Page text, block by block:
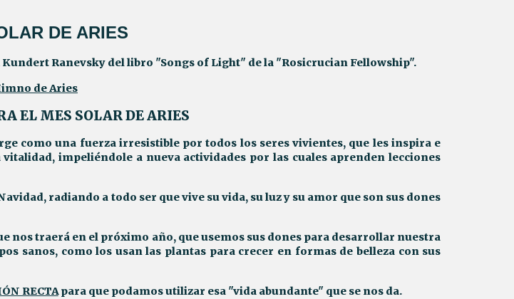
DE ARIES
Ranevsky del libro "Songs of Light" de la "Rosicrucian Fellowship".
de Aries
EL MES SOLAR DE ARIES
como una fuerza irresistible por todos los seres vivientes, que les inspira e
impeliéndole a nueva actividades por las cuales aprenden lecciones
radiando a todo ser que vive su vida, su luz y su amor que son sus dones
nos traerá en el próximo año, que usemos sus dones para desarrollar nuestra
sanos, como los usan las plantas para crecer en formas de belleza con sus
RECTApara que podamos utilizar esa "vida abundante" que se nos da.